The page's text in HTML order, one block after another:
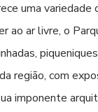
uma
ao ar livre, o
região, com
imponente